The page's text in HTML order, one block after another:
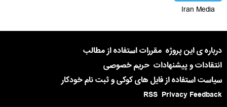
Iran Media
درباره ی این پروژه مقررات استفاده از مطالب
انتقادات و پیشنهادات حریم خصوصی
سیاست استفاده از فایل های کوکی و ثبت نام خودکار
Privacy Feedback
RSS